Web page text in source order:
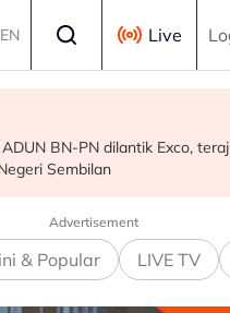
EN Live
BN-PN dilantik Exco,
Sembilan
saringan dadah 1,260
PH dijangka mengukuh,
- Penganalisis
Advertisement
& Popular LIVE TV